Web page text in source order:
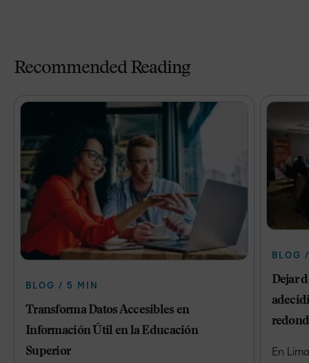
Recommended Reading
BLOG / 5 MIN
Transforma Datos Accesibles en
Información Útil en la Educación
Superior
BLOG
Dejar
En